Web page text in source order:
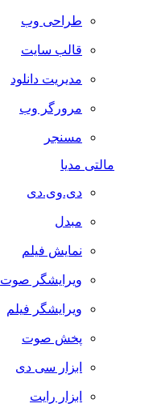
طراحی وب
قالب سایت
مدیریت دانلود
مرورگر وب
مسنجر
مالتی مدیا
دی.وی.دی
مبدل
نمایش فیلم
ویرایشگر صوت
ویرایشگر فیلم
پخش صوت
ابزار سی دی
ابزار رایت